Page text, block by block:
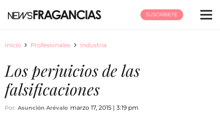
SUSCRÍBETE
Inicio Profesionales Industria
Los perjuicios de las
falsificaciones
Por: Asunción Arévalo marzo 17, 2015 | 3:19 pm